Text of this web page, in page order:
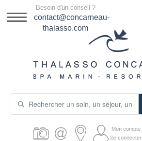
DESTINATION
SÉJOURS THALASSO
PRODUITS COSMÉTIQUES
Besoin d'un conseil ?
contact@concarneau-
thalasso.com
Mon compte
Se connecter